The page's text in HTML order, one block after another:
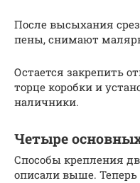
После высыхания
пены, снимают
Остается закрепить
торце коробки и
наличники.
Четыре
Способы крепления
описали выше.